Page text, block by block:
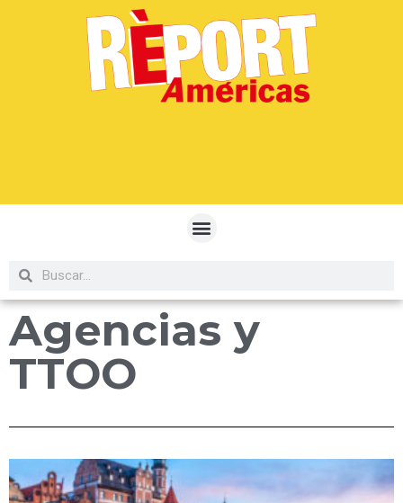
Agencias y
TTOO